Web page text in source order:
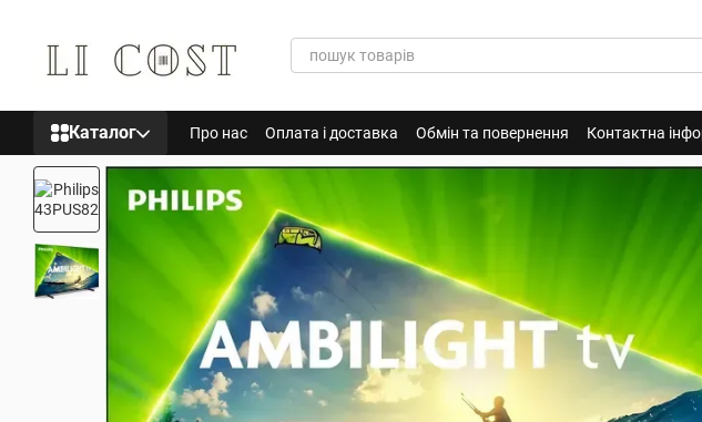
Каталог Про нас Оплата і доставка Обмін та повернення Контактна